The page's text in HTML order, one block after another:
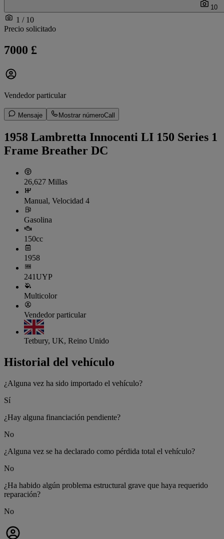
10
1 / 10
Precio solicitado
7000 £
Vendedor particular
Mensaje Mostrar númeroCall
1958 Lambretta Innocenti LI 150 Series 1
Frame Breather DC
26,627 Millas
Manual, Velocidad 4
Gasolina
150cc
1958
241UYP
Multicolor
Vendedor particular
Tetbury, UK, Reino Unido
Historial del vehículo
¿Alguna vez ha sido importado el vehículo?
Sí
¿Hay alguna financiación pendiente?
No
¿Alguna vez se ha declarado como pérdida total el vehículo?
No
¿Ha habido algún problema estructural grave que haya requerido
reparación?
No